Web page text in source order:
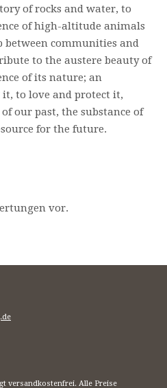
of rocks and water, to
of high-altitude animals
between communities and
to the austere beauty of
of its nature; an
to love and protect it,
our past, the substance of
for the future.
vor.
versandkostenfrei. Alle Preise